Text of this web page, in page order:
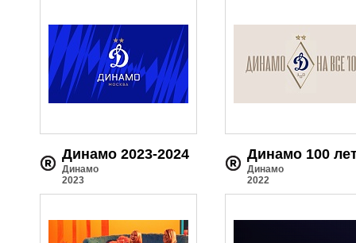
Динамо 2023-2024
Динамо
2023
Динамо 100
Динамо
2022